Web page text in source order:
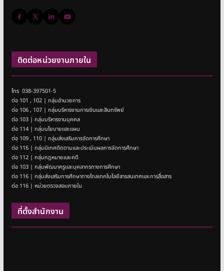
ติดต่อหน่วยงานภายใน
โทร 038-397501-5
ต่อ 101 , 102 | กลุ่มอำนวยการ
ต่อ 106 , 107 | กลุ่มบริหารงานการเงินและสินทรัพย์
ต่อ 103 | กลุ่มบริหารงานบุคคล
ต่อ 114 | กลุ่มนโยบายและแผน
ต่อ 109 , 110 | กลุ่มส่งเสริมการจัดการศึกษา
ต่อ 116 | กลุ่มนิเทศติดตามและประเมินผลการจัดการศึกษา
ต่อ 112 | กลุ่มกฎหมายและคดี
ต่อ 103 | กลุ่มพัฒนาครูและบุคลากรทางการศึกษา
ต่อ 116 | กลุ่มส่งเสริมการศึกษาทางไกลเทคโนโลยีสารสนเทศและการสื่อสาร
ต่อ 116 | หน่วยตรวจสอบภายใน
ที่ตั้งสำนักงาน